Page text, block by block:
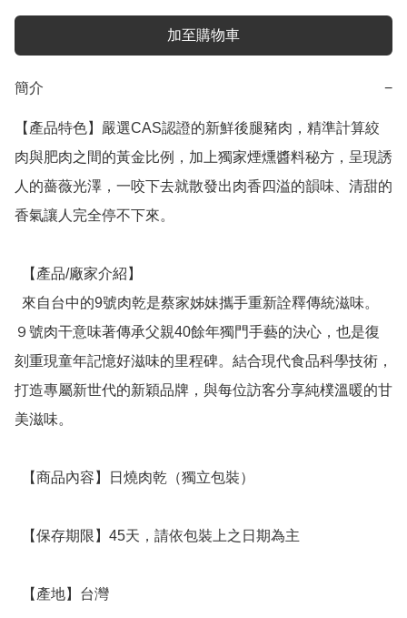
加至購物車
簡介 −
【產品特色】嚴選CAS認證的新鮮後腿豬肉，精準計算絞
肉與肥肉之間的黃金比例，加上獨家煙燻醬料秘方，呈現誘
人的薔薇光澤，一咬下去就散發出肉香四溢的韻味、清甜的
香氣讓人完全停不下來。
９號肉干意味著傳承父親40餘年獨門手藝的決心，也是復
刻重現童年記憶好滋味的里程碑。結合現代食品科學技術，
打造專屬新世代的新穎品牌，與每位訪客分享純樸溫暖的甘
美滋味。